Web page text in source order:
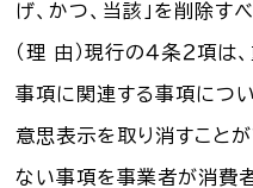
げ、かつ、当該」を削除す
（理 由）現行の４条２項
事項に関連する事項につ
意思表示を取り消すこと
ない事項を事業者が消費